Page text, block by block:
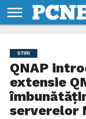
NOI
SI
CONDITII
STIRI
QNAP
extensie
serverelor